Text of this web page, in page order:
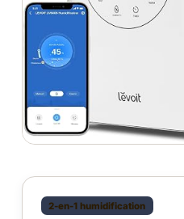
2-en-1 humidification